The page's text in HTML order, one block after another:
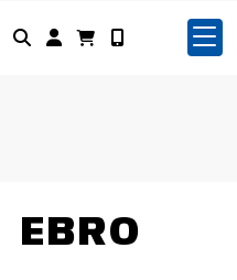
Identifícate